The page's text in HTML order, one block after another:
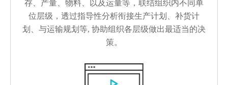
存、产量、物料、以及运量等，联结组织内不同单
位层级，透过指导性分析衔接生产计划、补货计
划、与运输规划等, 协助组织各层级做出最适当的决
策。